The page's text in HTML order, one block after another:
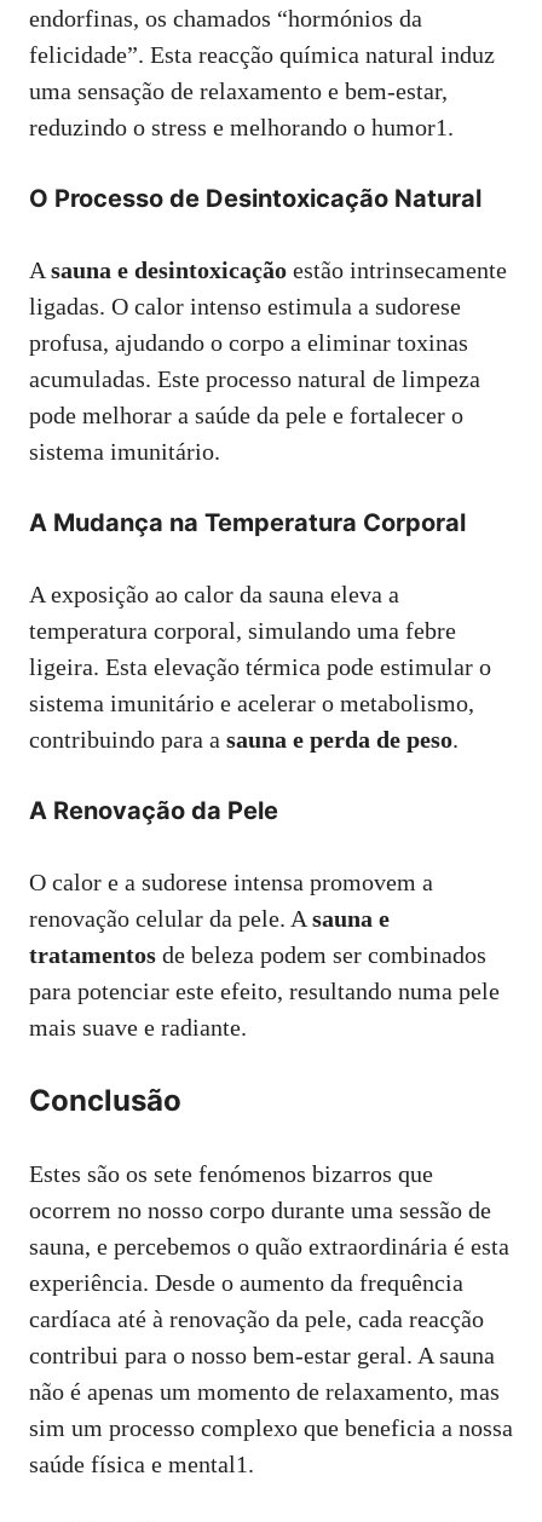
endorfinas, os chamados “hormónios da
felicidade”. Esta reacção química natural induz
uma sensação de relaxamento e bem-estar,
reduzindo o stress e melhorando o humor1.
O Processo de Desintoxicação Natural
A sauna e desintoxicação estão intrinsecamente
ligadas. O calor intenso estimula a sudorese
profusa, ajudando o corpo a eliminar toxinas
acumuladas. Este processo natural de limpeza
pode melhorar a saúde da pele e fortalecer o
sistema imunitário.
A Mudança na Temperatura Corporal
A exposição ao calor da sauna eleva a
temperatura corporal, simulando uma febre
ligeira. Esta elevação térmica pode estimular o
sistema imunitário e acelerar o metabolismo,
contribuindo para a sauna e perda de peso.
A Renovação da Pele
O calor e a sudorese intensa promovem a
renovação celular da pele. A sauna e
tratamentos de beleza podem ser combinados
para potenciar este efeito, resultando numa pele
mais suave e radiante.
Conclusão
Estes são os sete fenómenos bizarros que
ocorrem no nosso corpo durante uma sessão de
sauna, e percebemos o quão extraordinária é esta
experiência. Desde o aumento da frequência
cardíaca até à renovação da pele, cada reacção
contribui para o nosso bem-estar geral. A sauna
não é apenas um momento de relaxamento, mas
sim um processo complexo que beneficia a nossa
saúde física e mental1.